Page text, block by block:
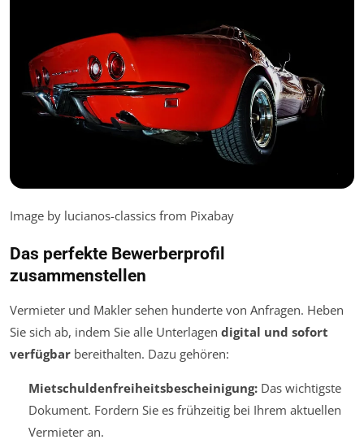
Image by lucianos-classics from Pixabay
Das perfekte Bewerberprofil
zusammenstellen
Vermieter und Makler sehen hunderte von Anfragen. Heben
Sie sich ab, indem Sie alle Unterlagen digital und sofort
verfügbar bereithalten. Dazu gehören:
Mietschuldenfreiheitsbescheinigung:Das wichtigste
Dokument. Fordern Sie es frühzeitig bei Ihrem aktuellen
Vermieter an.